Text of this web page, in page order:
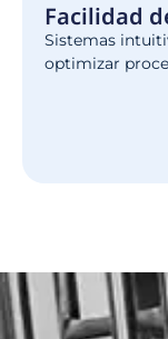
Facilidad
Sistemas
optimizar